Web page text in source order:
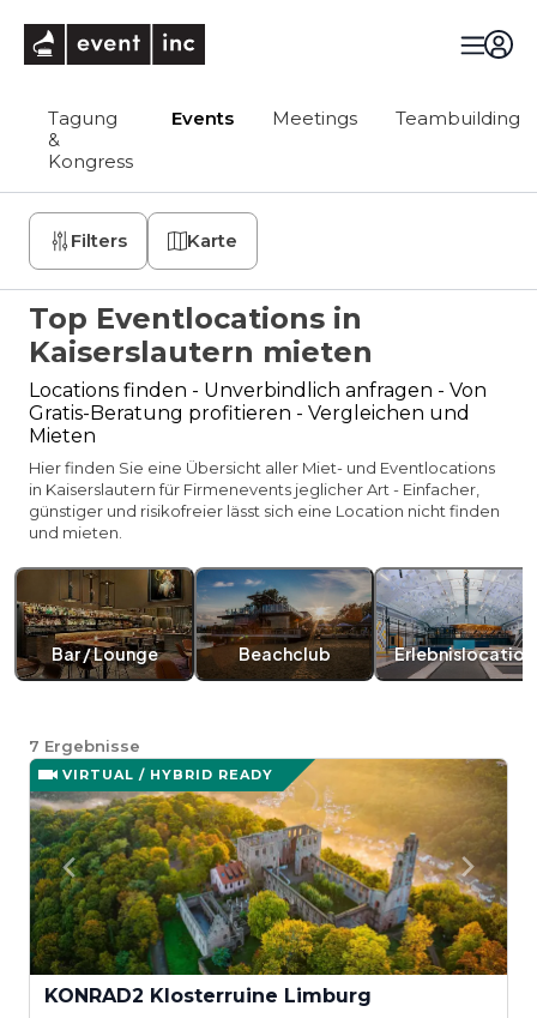
Tagung
&
Kongress
Events Meetings Teambuilding
Filters Karte
Top Eventlocations in
Kaiserslautern mieten
Locations finden - Unverbindlich anfragen - Von
Gratis-Beratung profitieren - Vergleichen und
Mieten
Hier finden Sie eine Übersicht aller Miet- und Eventlocations
in Kaiserslautern für Firmenevents jeglicher Art - Einfacher,
günstiger und risikofreier lässt sich eine Location nicht finden
und mieten.
Bar / Lounge Beachclub Erlebnislocation
7 Ergebnisse
VIRTUAL / HYBRID READY
KONRAD2 Klosterruine Limburg